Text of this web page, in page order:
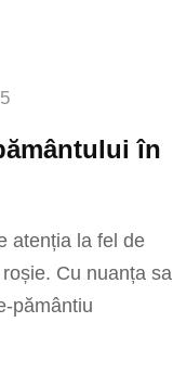
în
atenția la fel de
Cu nuanța sa
pământiu